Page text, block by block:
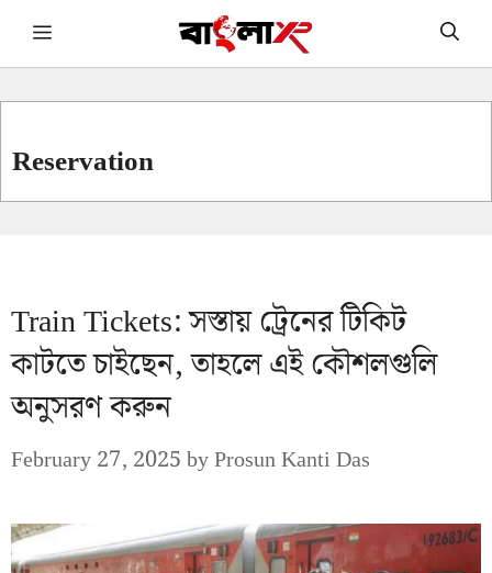
Skip Menu
Reservation
Train Tickets: সস্তায় ট্রেনের টিকিট
কাটতে চাইছেন, তাহলে এই কৌশলগুলি
অনুসরণ করুন
February 27, 2025byProsun Kanti Das